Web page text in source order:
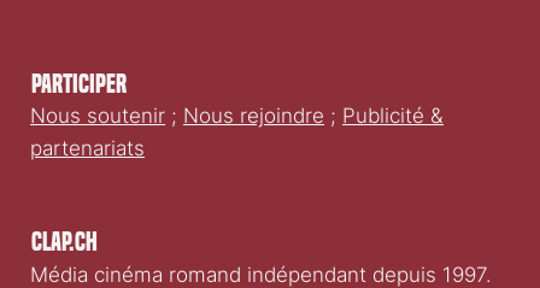
Clap.ch
Média cinéma romand indépendant depuis 1997.
Participer
Nous soutenir ; Nous rejoindre ; Publicité &
partenariats